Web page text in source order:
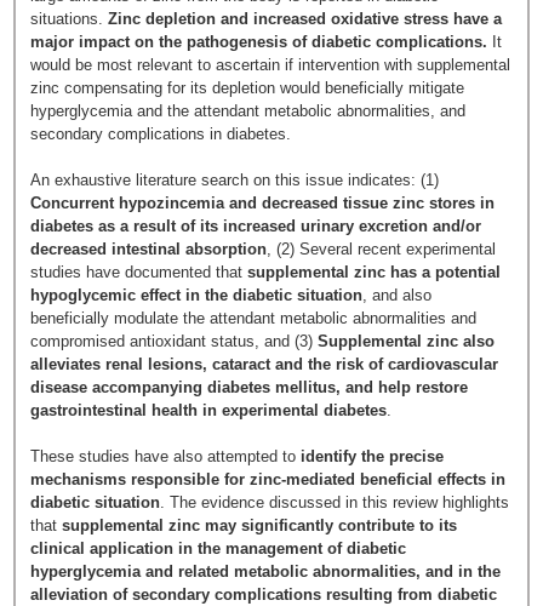
situations.Zinc depletion and increased oxidative stress have a
major impact on the pathogenesis of diabetic complications. It
would be most relevant to ascertain if intervention with supplemental
zinc compensating for its depletion would beneficially mitigate
hyperglycemia and the attendant metabolic abnormalities, and
secondary complications in diabetes.
An exhaustive literature search on this issue indicates: (1)
Concurrent hypozincemia and decreased tissue zinc stores in
diabetes as a result of its increased urinary excretion and/or
decreased intestinal absorption , (2) Several recent experimental
studies have documented thatsupplemental zinc has a potential
hypoglycemic effect in the diabetic situation , and also
beneficially modulate the attendant metabolic abnormalities and
compromised antioxidant status, and (3)Supplemental zinc also
alleviates renal lesions, cataract and the risk of cardiovascular
disease accompanying diabetes mellitus, and help restore
gastrointestinal health in experimental diabetes
These studies have also attempted to identify the precise
mechanisms responsible for zinc-mediated beneficial effects in
diabetic situation . The evidence discussed in this review highlights
thatsupplemental zinc may significantly contribute to its
clinical application in the management of diabetic
hyperglycemia and related metabolic abnormalities, and in the
alleviation of secondary complications resulting from diabetic